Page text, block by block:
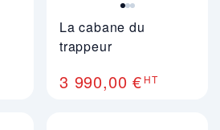
La cabane du
trappeur
3 990,00 € HT